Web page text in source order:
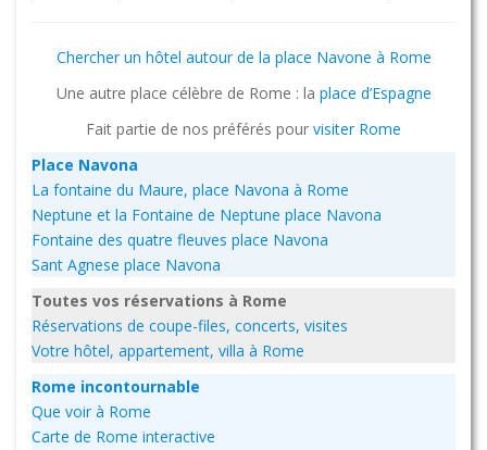
Chercher un hôtel autour de la place Navone à Rome
Une autre place célèbre de Rome : la place d’Espagne
Fait partie de nos préférés pour visiter Rome
Place Navona
La fontaine du Maure, place Navona à Rome
Neptune et la Fontaine de Neptune place Navona
Fontaine des quatre fleuves place Navona
Sant Agnese place Navona
Toutes vos réservations à Rome
Réservations de coupe-files, concerts, visites
Votre hôtel, appartement, villa à Rome
Rome incontournable
Que voir à Rome
Carte de Rome interactive